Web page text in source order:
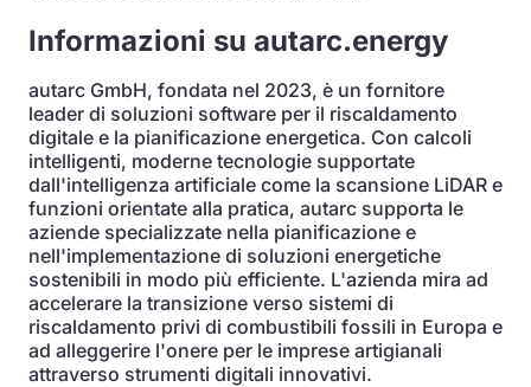
Informazioni su autarc.energy
autarc GmbH, fondata nel 2023, è un fornitore
leader di soluzioni software per il riscaldamento
digitale e la pianificazione energetica. Con calcoli
intelligenti, moderne tecnologie supportate
dall'intelligenza artificiale come la scansione LiDAR e
funzioni orientate alla pratica, autarc supporta le
aziende specializzate nella pianificazione e
nell'implementazione di soluzioni energetiche
sostenibili in modo più efficiente. L'azienda mira ad
accelerare la transizione verso sistemi di
riscaldamento privi di combustibili fossili in Europa e
ad alleggerire l'onere per le imprese artigianali
attraverso strumenti digitali innovativi.